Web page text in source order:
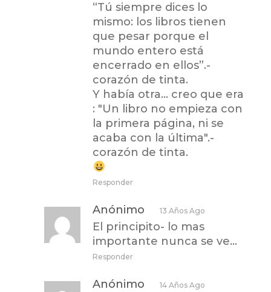
“Tú siempre dices lo
mismo: los libros tienen
que pesar porque el
mundo entero está
encerrado en ellos”.-
corazón de tinta.
Y había otra… creo que era
: "Un libro no empieza con
la primera página, ni se
acaba con la última".-
corazón de tinta.
Responder
Anónimo 13 Años Ago
El principito- lo mas
importante nunca se ve…
Responder
Anónimo 14 Años Ago